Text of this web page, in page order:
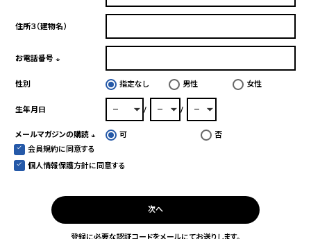
須)
住所３（建物名）
お電話番号
性別 指定なし 男性 女性
生年月日
メールマガジンの購読
(必
須)
可
否
会員規約に同意する
個人情報保護方針に同意する
次へ